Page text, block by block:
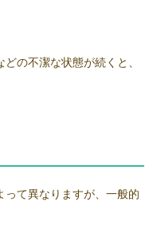
どの不潔な状態が続くと、
って異なりますが、一般的